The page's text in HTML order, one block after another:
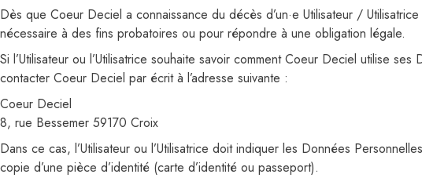
Dès que Coeur Deciel a connaissance du décès d’un·e Utilisateur /
nécessaire à des fins probatoires ou pour répondre à une obligation légale.
Si l’Utilisateur ou l’Utilisatrice souhaite savoir comment Coeur Deciel utilise
contacter Coeur Deciel par écrit à l’adresse suivante :
Coeur Deciel
8, rue Bessemer 59170 Croix
Dans ce cas, l’Utilisateur ou l’Utilisatrice doit indiquer les Données
copie d’une pièce d’identité (carte d’identité ou passeport).